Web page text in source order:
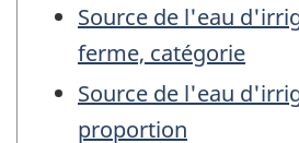
Source de l'eau
ferme, catégorie
Source de l'eau
proportion